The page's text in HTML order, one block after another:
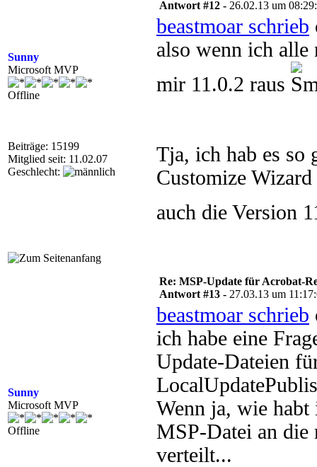
Sunny
Microsoft MVP
Offline
Beiträge: 15199
Mitglied seit: 11.02.07
Geschlecht:
Antwort #12 - 26.02.13 um
beastmoar schrieb
also wenn ich alle
mir 11.0.2 raus
Tja, ich hab es so
Customize
auch die Version
Sunny
Microsoft MVP
Offline
Re: MSP-Update für Acrobat-
Antwort #13 - 27.03.13 um
beastmoar schrieb
ich habe eine
Update-Dateien
Wenn ja, wie habt
MSP-Datei an die
verteilt...